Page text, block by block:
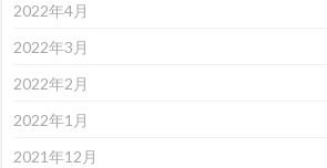
2022年4月
2022年3月
2022年2月
2022年1月
2021年12月